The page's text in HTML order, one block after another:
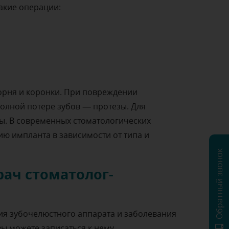
операции:
и коронки. При повреждении
потере зубов — протезы. Для
В современных стоматологических
импланта в зависимости от типа и
стоматолог-
зубочелюстного аппарата и заболевания
Обратный звонок